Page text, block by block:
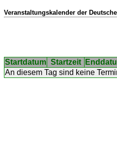
Veranstaltungskalender der
Startdatum Startzeit
An diesem Tag sind keine